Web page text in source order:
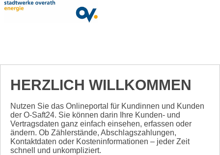
HERZLICH WILLKOMMEN
Nutzen Sie das Onlineportal für Kundinnen und Kunden
der O-Saft24. Sie können darin Ihre Kunden- und
Vertragsdaten ganz einfach einsehen, erfassen oder
ändern. Ob Zählerstände, Abschlagszahlungen,
Kontaktdaten oder Kosteninformationen – jeder Zeit
schnell und unkompliziert.